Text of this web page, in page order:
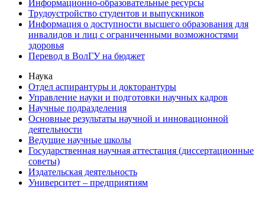
Информационно-образовательные ресурсы
Трудоустройство студентов и выпускников
Информация о доступности высшего образования для
инвалидов и лиц с ограниченными возможностями
здоровья
Перевод в ВолГУ на бюджет
Наука
Отдел аспирантуры и докторантуры
Управление науки и подготовки научных кадров
Научные подразделения
Основные результаты научной и инновационной
деятельности
Ведущие научные школы
Государственная научная аттестация (диссертационные
советы)
Издательская деятельность
Университет – предприятиям